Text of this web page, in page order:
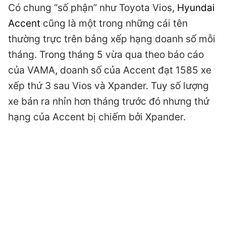
Có chung “số phận” như Toyota Vios, Hyundai
Accent cũng là một trong những cái tên
thường trực trên bảng xếp hạng doanh số mỗi
tháng. Trong tháng 5 vừa qua theo báo cáo
của VAMA, doanh số của Accent đạt 1585 xe
xếp thứ 3 sau Vios và Xpander. Tuy số lượng
xe bán ra nhỉn hơn tháng trước đó nhưng thứ
hạng của Accent bị chiếm bởi Xpander.